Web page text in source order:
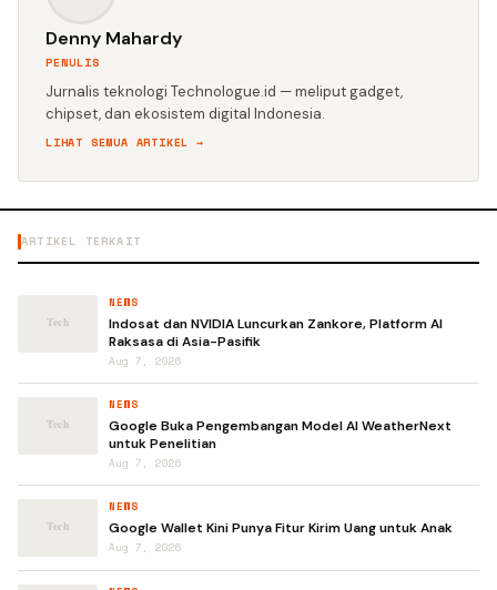
Denny Mahardy
PENULIS
Jurnalis teknologi Technologue.id — meliput gadget,
chipset, dan ekosistem digital Indonesia.
LIHAT SEMUA ARTIKEL →
ARTIKEL TERKAIT
NEWS
Indosat dan NVIDIA Luncurkan Zankore, Platform AI
Raksasa di Asia-Pasifik
Aug 7, 2026
NEWS
Google Buka Pengembangan Model AI WeatherNext
untuk Penelitian
Aug 7, 2026
NEWS
Google Wallet Kini Punya Fitur Kirim Uang untuk Anak
Aug 7, 2026